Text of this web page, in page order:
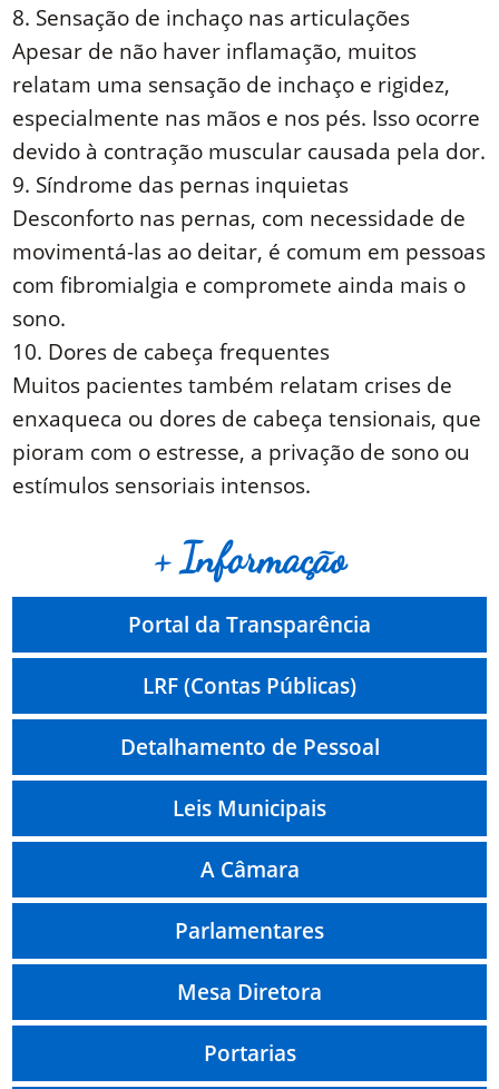
8. Sensação de inchaço nas articulações
Apesar de não haver inflamação, muitos
relatam uma sensação de inchaço e rigidez,
especialmente nas mãos e nos pés. Isso ocorre
devido à contração muscular causada pela dor.
9. Síndrome das pernas inquietas
Desconforto nas pernas, com necessidade de
movimentá-las ao deitar, é comum em pessoas
com fibromialgia e compromete ainda mais o
sono.
10. Dores de cabeça frequentes
Muitos pacientes também relatam crises de
enxaqueca ou dores de cabeça tensionais, que
pioram com o estresse, a privação de sono ou
estímulos sensoriais intensos.
+ Informação
Portal da Transparência
LRF (Contas Públicas)
Detalhamento de Pessoal
Leis Municipais
A Câmara
Parlamentares
Mesa Diretora
Portarias